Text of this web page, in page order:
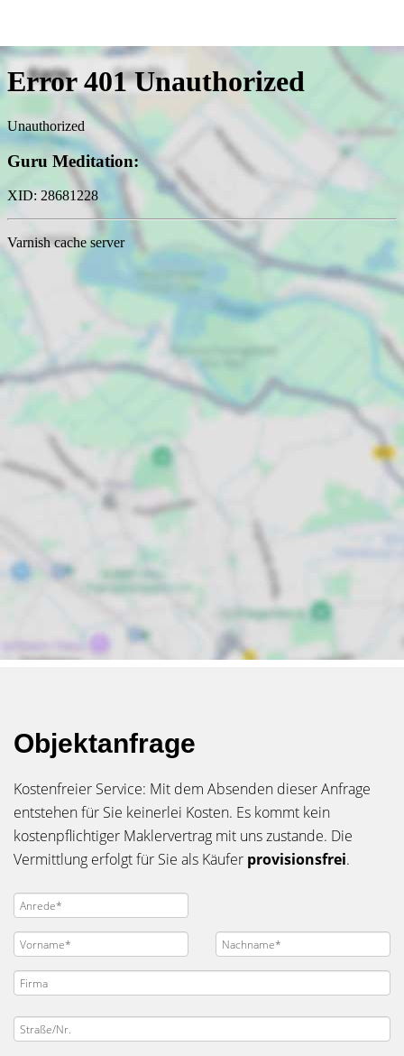
Objektanfrage
Kostenfreier Service: Mit dem Absenden dieser Anfrage
entstehen für Sie keinerlei Kosten. Es kommt kein
kostenpflichtiger Maklervertrag mit uns zustande. Die
Vermittlung erfolgt für Sie als Käufer provisionsfrei.